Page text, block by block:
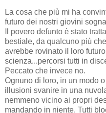
La cosa che più mi ha
futuro dei nostri giovini
Il povero defunto è stato
bestiale, da qualcuno più
avrebbe rovinato il loro
scienza...percorsi tutti in
Peccato che invece no.
Ognuno di loro, in un modo
illusioni svanire in una
nemmeno vicino ai propri
mandando in niente. Tutti